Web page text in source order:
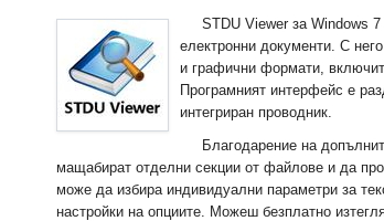
STDU Viewer за Windows
електронни документи. С
и графични формати,
Програмният интерфейс е
интегриран проводник.
Благодарение на
мащабират отделни секции от файлове и да
може да избира индивидуални параметри за
настройки на опциите. Можеш безплатно